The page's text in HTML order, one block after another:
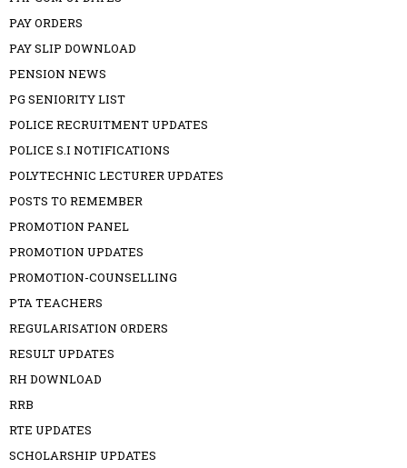
PAY ORDERS
PAY SLIP DOWNLOAD
PENSION NEWS
PG SENIORITY LIST
POLICE RECRUITMENT UPDATES
POLICE S.I NOTIFICATIONS
POLYTECHNIC LECTURER UPDATES
POSTS TO REMEMBER
PROMOTION PANEL
PROMOTION UPDATES
PROMOTION-COUNSELLING
PTA TEACHERS
REGULARISATION ORDERS
RESULT UPDATES
RH DOWNLOAD
RRB
RTE UPDATES
SCHOLARSHIP UPDATES